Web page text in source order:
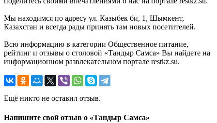
Мы находимся по адресу ул. Казыбек би, 1, Шымкент,
Казахстан и всегда рады принять там новых посетителей.
Всю информацию в категории Общественное питание,
рейтинг и отзывы о столовой «Тандыр Самса» Вы найдете на
информационном развлекательном портале restkz.su.
Ещё никто не оставил отзыв.
Напишите свой отзыв о «Тандыр Самса»